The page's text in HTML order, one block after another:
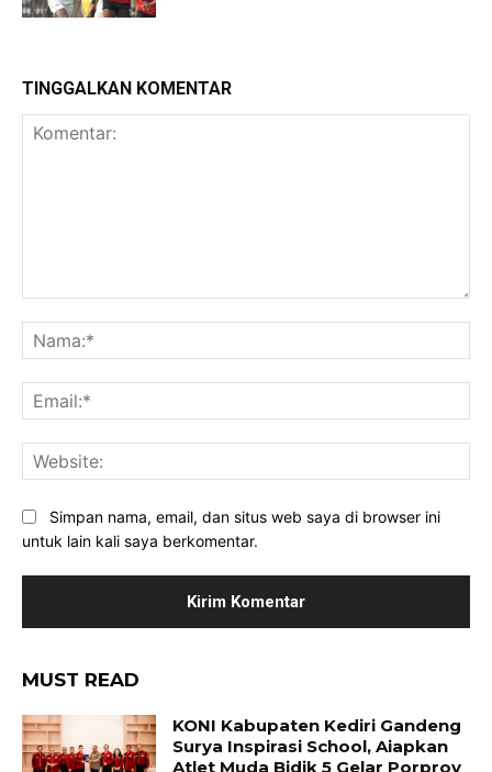
TINGGALKAN KOMENTAR
Simpan nama, email, dan situs web saya di browser ini
untuk lain kali saya berkomentar.
MUST READ
KONI Kabupaten Kediri Gandeng
Surya Inspirasi School, Aiapkan
Atlet Muda Bidik 5 Gelar Porprov